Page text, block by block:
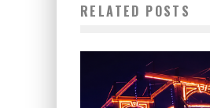
RELATED POSTS